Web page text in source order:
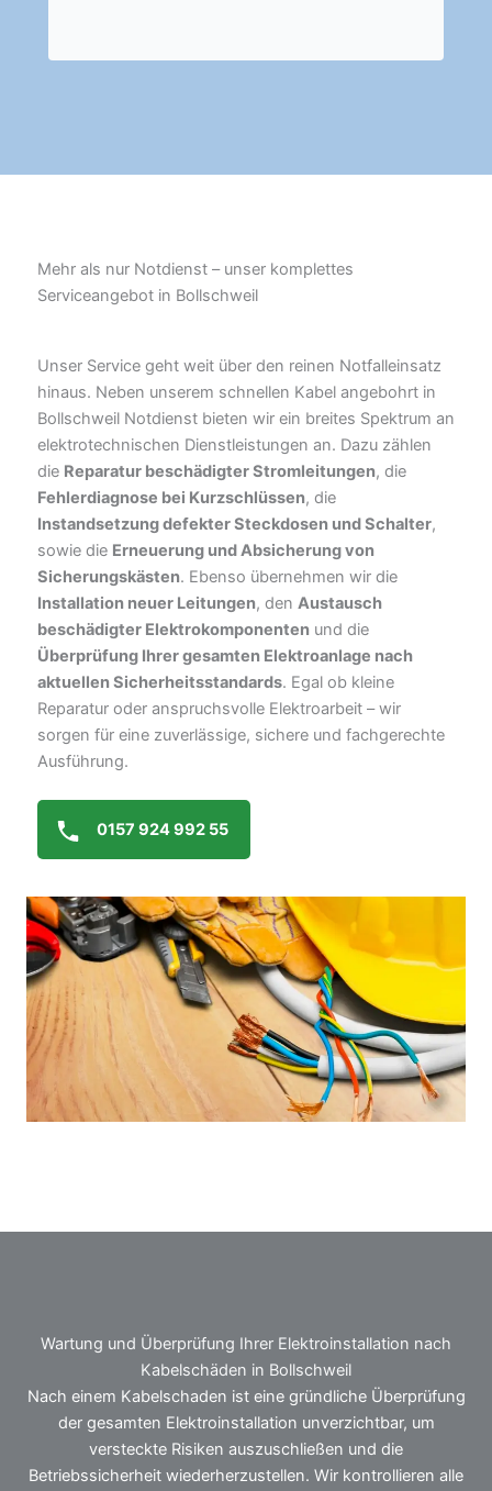
Mehr als nur Notdienst – unser komplettes
Serviceangebot in Bollschweil
Unser Service geht weit über den reinen Notfalleinsatz
hinaus. Neben unserem schnellen Kabel angebohrt in
Bollschweil Notdienst bieten wir ein breites Spektrum an
elektrotechnischen Dienstleistungen an. Dazu zählen
die Reparatur beschädigter Stromleitungen, die
Fehlerdiagnose bei Kurzschlüssen, die
Instandsetzung defekter Steckdosen und Schalter,
sowie die Erneuerung und Absicherung von
Sicherungskästen. Ebenso übernehmen wir die
Installation neuer Leitungen, den Austausch
beschädigter Elektrokomponenten und die
Überprüfung Ihrer gesamten Elektroanlage nach
aktuellen Sicherheitsstandards. Egal ob kleine
Reparatur oder anspruchsvolle Elektroarbeit – wir
sorgen für eine zuverlässige, sichere und fachgerechte
Ausführung.
0157 924 992 55
Wartung und Überprüfung Ihrer Elektroinstallation nach
Kabelschäden in Bollschweil
Nach einem Kabelschaden ist eine gründliche Überprüfung
der gesamten Elektroinstallation unverzichtbar, um
versteckte Risiken auszuschließen und die
Betriebssicherheit wiederherzustellen. Wir kontrollieren alle